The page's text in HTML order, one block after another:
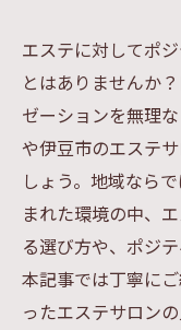
エステに対してポ
とはありませんか
ゼーションを無理
や伊豆市のエステ
しょう。地域なら
まれた環境の中、
る選び方や、ポジ
本記事では丁寧に
ったエステサロン